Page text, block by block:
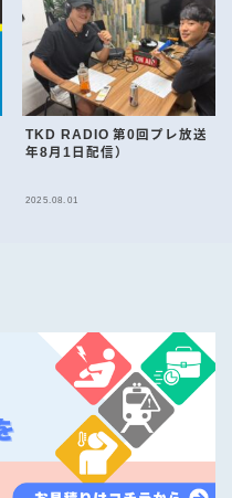
TKD RADIO 第0回プレ放送（
年8月1日配信）
2025.08.01